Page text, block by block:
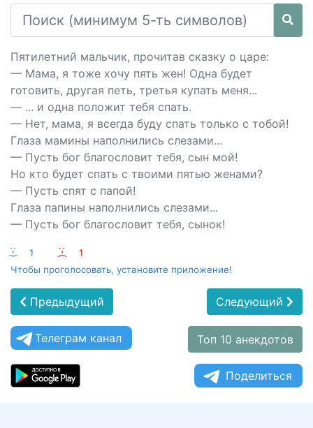
Пятилетний мальчик, прочитав сказку о царе:
— Мама, я тоже хочу пять жен! Одна будет
готовить, другая петь, третья купать меня...
— ... и одна положит тебя спать.
— Нет, мама, я всегда буду спать только с тобой!
Глаза мамины наполнились слезами...
— Пусть бог благословит тебя, сын мой!
Но кто будет спать с твоими пятью женами?
— Пусть спят с папой!
Глаза папины наполнились слезами...
— Пусть бог благословит тебя, сынок!
:-) 1 :-(
1
Чтобы проголосовать, установите приложение!
Предыдущий Следующий
Телеграм канал Топ 10 анекдотов
Поделиться